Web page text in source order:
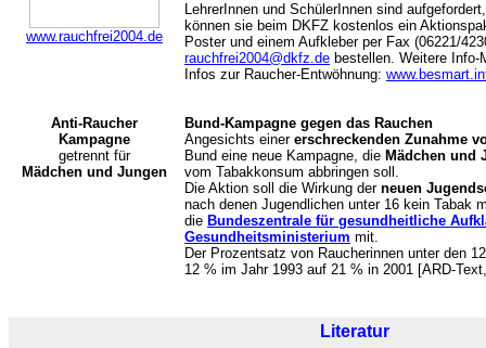
www.rauchfrei2004.de
LehrerInnen und SchülerInnen sind
können sie beim DKFZ kostenlos ein
Poster und einem Aufkleber per Fax (06221/
rauchfrei2004@dkfz.de bestellen. Weitere
Infos zur Raucher-Entwöhnung:
Anti-Raucher
Kampagne
getrennt für
Mädchen und Jungen
Bund-Kampagne gegen das Rauchen
Angesichts einer erschreckenden Zunahme
Bund eine neue Kampagne, die Mädchen und
vom Tabakkonsum abbringen soll.
Die Aktion soll die Wirkung der neuen
nach denen Jugendlichen unter 16 kein Tabak
die Bundeszentrale für gesundheitliche
Gesundheitsministerium mit.
Der Prozentsatz von Raucherinnen unter den
12 % im Jahr 1993 auf 21 % in 2001 [ARD-
Literatur